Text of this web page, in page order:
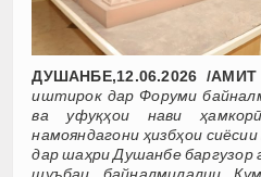
ДУШАНБЕ,12.06.2026 /АМИТ
иштирок дар Форуми
ва уфуқҳои нави
намояндагони ҳизбҳои
дар шаҳри Душанбе баргузор